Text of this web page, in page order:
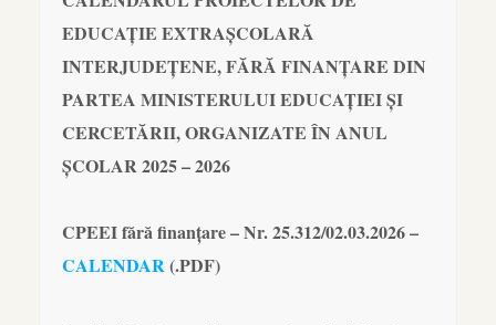
EDUCAȚIE EXTRAȘCOLARĂ
INTERJUDEȚENE, FĂRĂ FINANȚARE DIN
PARTEA MINISTERULUI EDUCAȚIEI ȘI
CERCETĂRII, ORGANIZATE ÎN ANUL
ȘCOLAR 2025 – 2026
CPEEI fără finanțare – Nr. 25.312/02.03.2026 –
CALENDAR (.PDF)